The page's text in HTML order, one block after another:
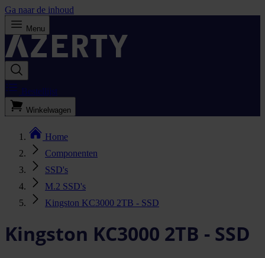
Ga naar de inhoud
Menu
Bestellijst
Winkelwagen
Home
Componenten
SSD's
M.2 SSD's
Kingston KC3000 2TB - SSD
Kingston KC3000 2TB - SSD